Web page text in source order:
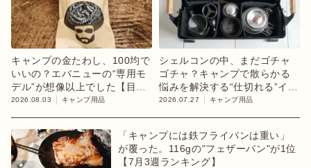
キャンプの金たわし、100均で
いいの？エバニューの“専用モ
デル”が想像以上でした【目利
きのキャンプギア】
2026.08.03 キャンプ用品
シェルコンの中、まだゴチャ
ゴチャ？キャンプで散らかる
悩みを解決する“仕切れる”イン
ナーケース
2026.07.27 キャンプ用品
「キャンプには鉄フライパンは重い」
が覆った。116gの"フェザーパン"が1位
【7月3週ランキング】